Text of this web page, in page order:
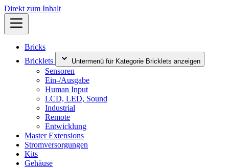
Direkt zum Inhalt
Bricks
Bricklets
Untermenü für Kategorie Bricklets anzeigen
Sensoren
Ein-/Ausgabe
Human Input
LCD, LED, Sound
Industrial
Remote
Entwicklung
Master Extensions
Stromversorgungen
Kits
Gehäuse